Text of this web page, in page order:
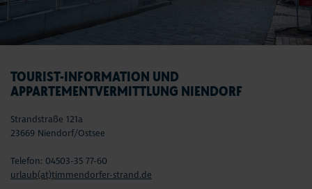
TOURIST-INFORMATION UND
APPARTEMENTVERMITTLUNG NIENDORF
Strandstraße 121a
23669 Niendorf/Ostsee
Telefon: 04503-35 77-60
urlaub(at)timmendorfer-strand.de